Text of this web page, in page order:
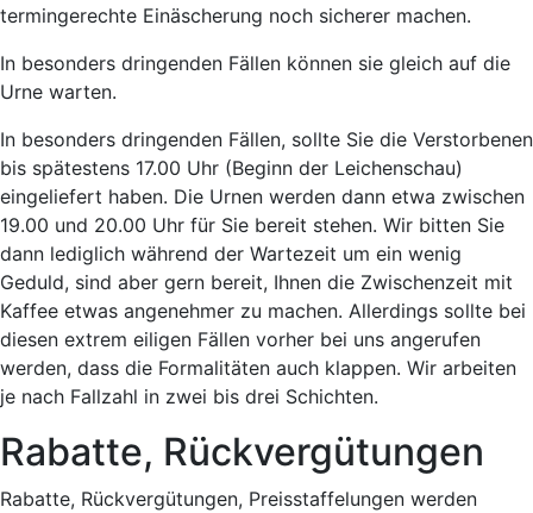
termingerechte Einäscherung noch sicherer machen.
In besonders dringenden Fällen können sie gleich auf die
Urne warten.
In besonders dringenden Fällen, sollte Sie die Verstorbenen
bis spätestens 17.00 Uhr (Beginn der Leichenschau)
eingeliefert haben. Die Urnen werden dann etwa zwischen
19.00 und 20.00 Uhr für Sie bereit stehen. Wir bitten Sie
dann lediglich während der Wartezeit um ein wenig
Geduld, sind aber gern bereit, Ihnen die Zwischenzeit mit
Kaffee etwas angenehmer zu machen. Allerdings sollte bei
diesen extrem eiligen Fällen vorher bei uns angerufen
werden, dass die Formalitäten auch klappen. Wir arbeiten
je nach Fallzahl in zwei bis drei Schichten.
Rabatte, Rückvergütungen
Rabatte, Rückvergütungen, Preisstaffelungen werden